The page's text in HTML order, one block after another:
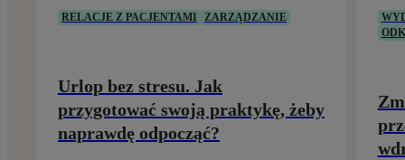
RELACJE Z PACJENTAMI ZARZĄDZANIE
Urlop bez stresu. Jak
przygotować swoją praktykę, żeby
naprawdę odpocząć?